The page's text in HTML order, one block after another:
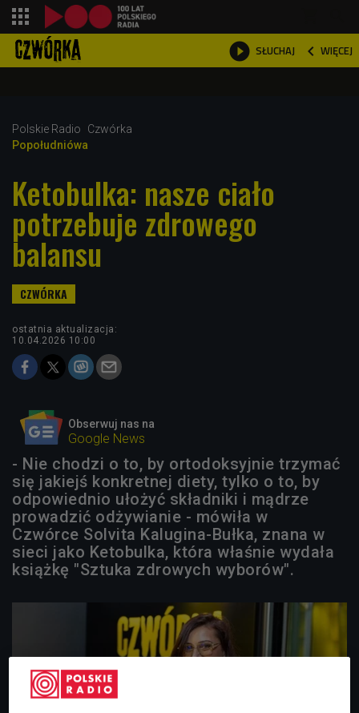
 SŁUCHAJ  WIĘCEJ

Polskie Radio
Czwórka
Popołudniówa
Ketobulka: nasze ciało
potrzebuje zdrowego
balansu
ostatnia aktualizacja:
10.04.2026 10:00
Obserwuj nas na
Google News
- Nie chodzi o to, by ortodoksyjnie trzymać
się jakiejś konkretnej diety, tylko o to, by
odpowiednio ułożyć składniki i mądrze
prowadzić odżywianie - mówiła w
Czwórce Solvita Kalugina-Bułka, znana w
sieci jako Ketobulka, która właśnie wydała
książkę "Sztuka zdrowych wyborów".